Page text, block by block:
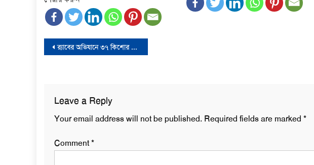
Post
র‍্যাবের অভিযানে ৩৭ কিশোর গ্যাং সদস্য গ্রেফতার
Leave a Reply
Your email address will not be published. Required fields are marked *
Comment*